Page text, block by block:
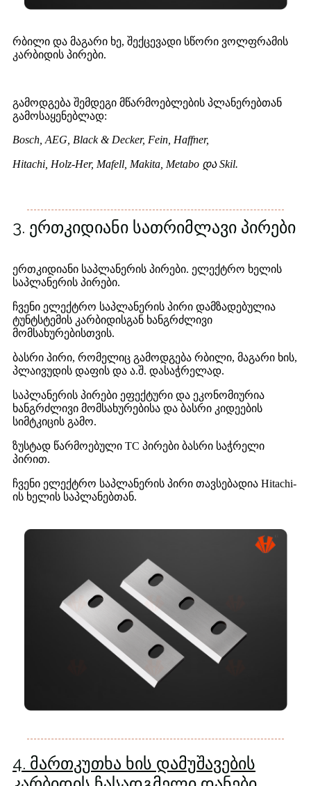
რბილი და მაგარი ხე, შექცევადი სწორი ვოლფრამის
კარბიდის პირები.
გამოდგება შემდეგი მწარმოებლების პლანერებთან
გამოსაყენებლად:
Bosch, AEG, Black & Decker, Fein, Haffner,
Hitachi, Holz-Her, Mafell, Makita, Metabo და Skil.
3. ერთკიდიანი სათრიმლავი პირები
ერთკიდიანი საპლანერის პირები. ელექტრო ხელის
საპლანერის პირები.
ჩვენი ელექტრო საპლანერის პირი დამზადებულია
ტუნტსტემის კარბიდისგან ხანგრძლივი
მომსახურებისთვის.
ბასრი პირი, რომელიც გამოდგება რბილი, მაგარი ხის,
პლაივუდის დაფის და ა.შ. დასაჭრელად.
საპლანერის პირები ეფექტური და ეკონომიურია
ხანგრძლივი მომსახურებისა და ბასრი კიდეების
სიმტკიცის გამო.
ზუსტად წარმოებული TC პირები ბასრი საჭრელი
პირით.
ჩვენი ელექტრო საპლანერის პირი თავსებადია Hitachi-
ის ხელის საპლანებთან.
4. მართკუთხა ხის დამუშავების